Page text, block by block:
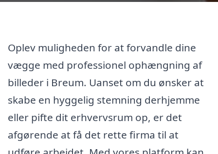
Oplev muligheden for at forvandle dine
vægge med professionel ophængning af
billeder i Breum. Uanset om du ønsker at
skabe en hyggelig stemning derhjemme
eller pifte dit erhvervsrum op, er det
afgørende at få det rette firma til at